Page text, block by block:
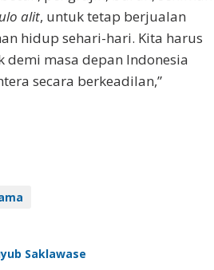
alit, untuk tetap berjualan
hidup sehari-hari. Kita harus
demi masa depan Indonesia
secara berkeadilan,”
Saklawase